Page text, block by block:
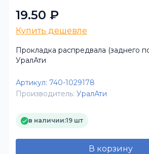
19.50 ₽
Купить дешевле
Прокладка распредвала (заднего
УралАти
Артикул: 740-1029178
Производитель: УралАти
в наличии:19 шт
В корзину